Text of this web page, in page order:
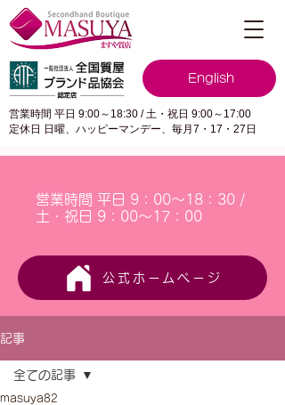
English
営業時間 平日 9:00～18:30 / 土・祝日 9:00～17:00
定休日 日曜、ハッピーマンデー、毎月7・17・27日
営業時間 平日 9：00～18：30 /
土・祝日 9：00～17：00
公式ホームページ
記事
全ての記事
masuya82